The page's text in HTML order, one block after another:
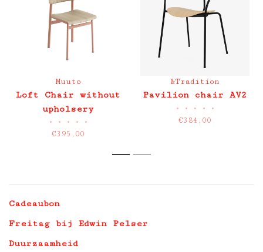
Muuto
Loft Chair without
upholsery
• • • • •
€395,00
&Tradition
Pavilion chair AV2
• • • • •
€384,00
1 2
Cadeaubon
Freitag bij Edwin Pelser
Duurzaamheid